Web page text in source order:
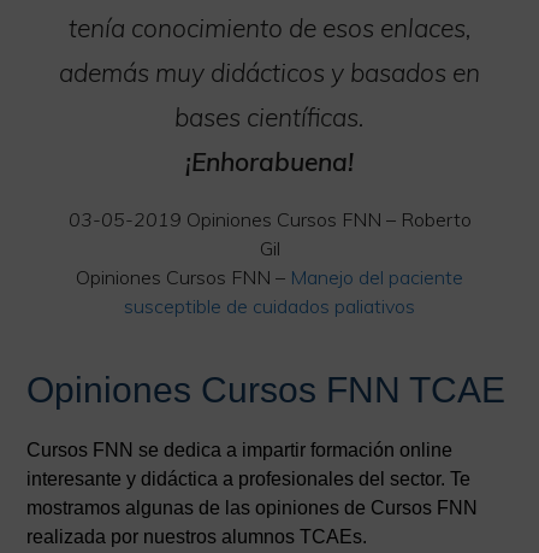
tenía conocimiento de esos enlaces,
además muy didácticos y basados en
bases científicas.
¡Enhorabuena!
03-05-2019 Opiniones Cursos FNN – Roberto
Gil
Opiniones Cursos FNN – Manejo del paciente
susceptible de cuidados paliativos
Opiniones Cursos FNN TCAE
Cursos FNN se dedica a impartir formación online
interesante y didáctica a profesionales del sector. Te
mostramos algunas de las opiniones de Cursos FNN
realizada por nuestros alumnos TCAEs.